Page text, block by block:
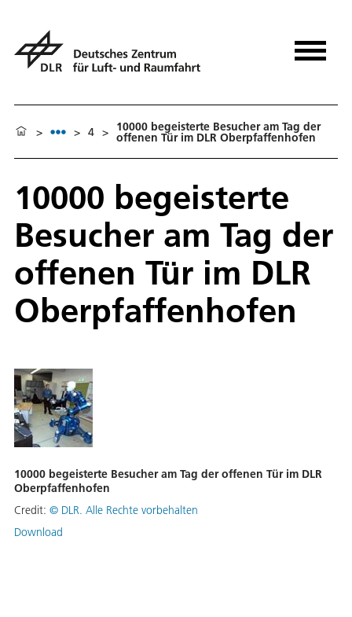
> > 4 > 10000 begeisterte Besucher am Tag der
offenen Tür im DLR Oberpfaffenhofen
10000 begeisterte
Besucher am Tag der
offenen Tür im DLR
Oberpfaffenhofen
10000 begeisterte Besucher am Tag der offenen Tür im DLR
Oberpfaffenhofen
Credit: © DLR. Alle Rechte vorbehalten
Download